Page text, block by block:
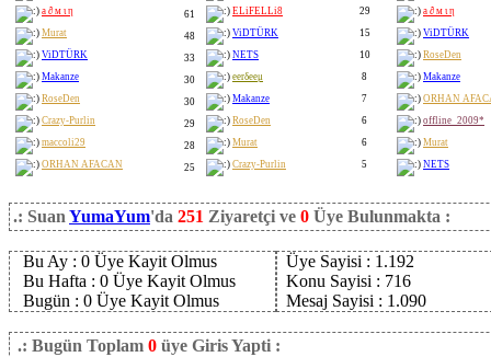
a ∂ м ι η
61
Murat
48
ViDTÜRK
33
Makanze
30
RoseDen
30
Crazy-Purlin
29
maccoli29
28
ORHAN AFACAN
25
ELiFELLi8
29
ViDTÜRK
15
NETS
10
eerδeeμ
8
Makanze
7
RoseDen
6
Murat
6
Crazy-Purlin
5
a ∂ м ι η
ViDTÜRK
RoseDen
Makanze
ORHAN
offline_2009*
Murat
NETS
.: Suan YumaYum'da 251 Ziyaretçi ve 0 Üye Bulunmakta :
Bu Ay : 0 Üye Kayit Olmus
Bu Hafta : 0 Üye Kayit Olmus
Bugün : 0 Üye Kayit Olmus
Üye Sayisi : 1.192
Konu Sayisi : 716
Mesaj Sayisi : 1.090
.: Bugün Toplam 0 üye Giris Yapti :